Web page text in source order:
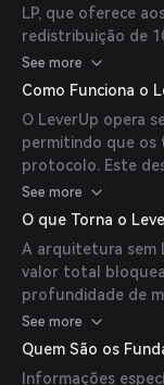
LP, que oferece
redistribuição de
1001x. O objetivo
negociação
restrições dos
See more
Como Funciona o
O LeverUp opera
permitindo que os
protocolo. Este
e garante que
redistribuídas de
de capital e a
See more
O que Torna o
A arquitetura sem
valor total
profundidade de
sem precedentes.
proporciona
See more
Quem São os
Informações